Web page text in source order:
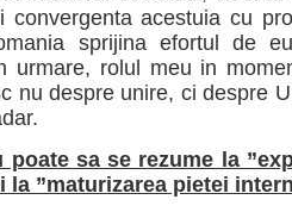
convergenta acestuia cu
sprijina efortul de
urmare, rolul meu in
nu despre unire, ci despre
sa se rezume la
”maturizarea pietei